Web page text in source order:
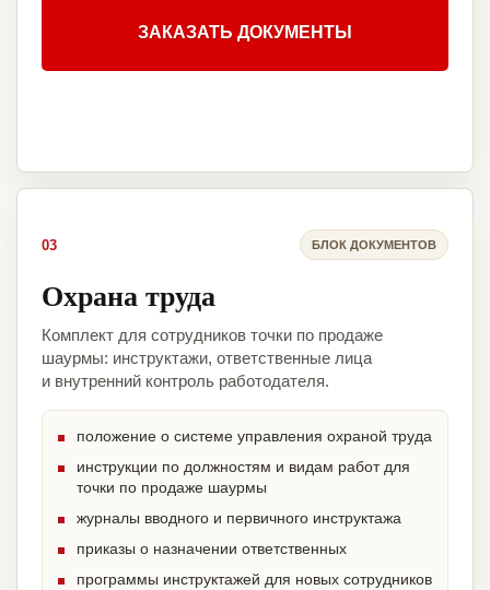
ЗАКАЗАТЬ ДОКУМЕНТЫ
03 БЛОК ДОКУМЕНТОВ
Охрана труда
Комплект для сотрудников точки по продаже
шаурмы: инструктажи, ответственные лица
и внутренний контроль работодателя.
положение о системе управления охраной труда
инструкции по должностям и видам работ для
точки по продаже шаурмы
журналы вводного и первичного инструктажа
приказы о назначении ответственных
программы инструктажей для новых сотрудников